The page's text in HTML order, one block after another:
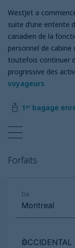
WestJet a
suite d’une entente
canadien de la
personnel de
toutefois continuer
progressive des
voyageurs
1ᵉʳ bagage
Forfaits